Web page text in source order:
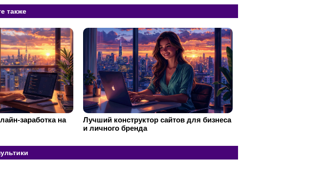
также
заработка на
Лучший конструктор сайтов для бизнеса
и личного бренда